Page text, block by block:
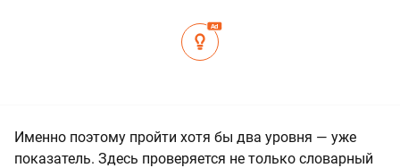
Ad
Именно поэтому пройти хотя бы два уровня — уже
показатель. Здесь проверяется не только словарный